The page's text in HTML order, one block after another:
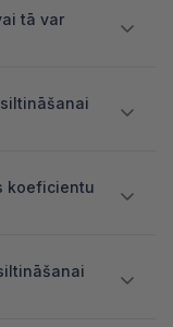
tā var
koeficientu